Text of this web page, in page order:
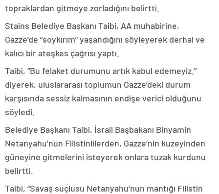
topraklardan gitmeye zorladığını belirtti.
Stains Belediye Başkanı Taibi, AA muhabirine,
Gazze’de “soykırım” yaşandığını söyleyerek derhal ve
kalıcı bir ateşkes çağrısı yaptı.
Taibi, “Bu felaket durumunu artık kabul edemeyiz.”
diyerek, uluslararası toplumun Gazze’deki durum
karşısında sessiz kalmasının endişe verici olduğunu
söyledi.
Belediye Başkanı Taibi, İsrail Başbakanı Binyamin
Netanyahu’nun Filistinlilerden, Gazze’nin kuzeyinden
güneyine gitmelerini isteyerek onlara tuzak kurdunu
belirtti.
Taibi, “Savaş suçlusu Netanyahu’nun mantığı Filistin